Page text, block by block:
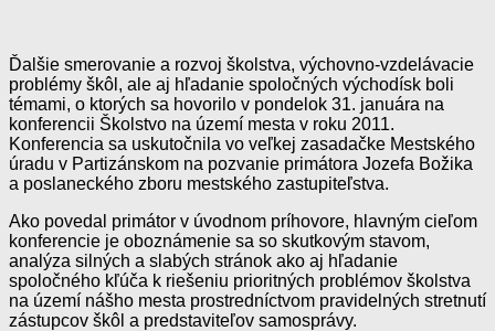
Ďalšie smerovanie a rozvoj školstva, výchovno-vzdelávacie
problémy škôl, ale aj hľadanie spoločných východísk boli
témami, o ktorých sa hovorilo v pondelok 31. januára na
konferencii Školstvo na území mesta v roku 2011.
Konferencia sa uskutočnila vo veľkej zasadačke Mestského
úradu v Partizánskom na pozvanie primátora Jozefa Božika
a poslaneckého zboru mestského zastupiteľstva.
Ako povedal primátor v úvodnom príhovore, hlavným cieľom
konferencie je oboznámenie sa so skutkovým stavom,
analýza silných a slabých stránok ako aj hľadanie
spoločného kľúča k riešeniu prioritných problémov školstva
na území nášho mesta prostredníctvom pravidelných stretnutí
zástupcov škôl a predstaviteľov samosprávy.